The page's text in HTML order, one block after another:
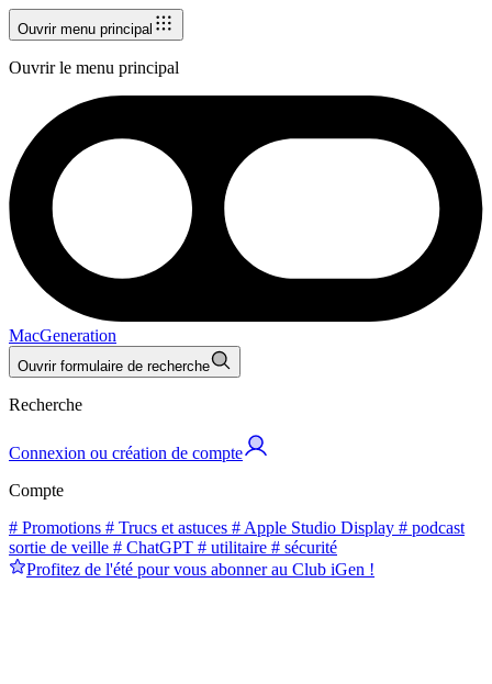
Ouvrir menu principal
Ouvrir le menu principal
MacGeneration
Ouvrir formulaire de recherche
Recherche
Connexion ou création de compte
Compte
# Promotions # Trucs et astuces # Apple Studio Display # podcast
sortie de veille # ChatGPT # utilitaire # sécurité
Profitez de l'été pour vous abonner au Club iGen !